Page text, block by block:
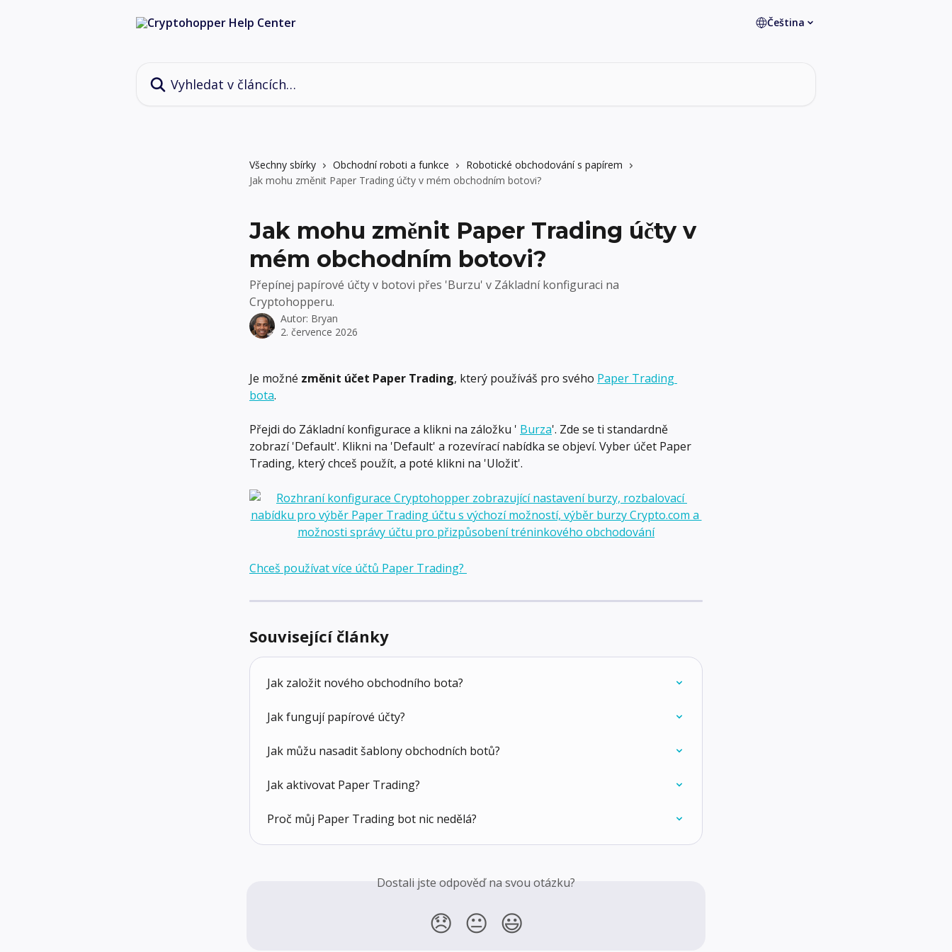
Čeština
Všechny sbírky Obchodní roboti a funkce
Robotické obchodování s papírem
Jak mohu změnit Paper Trading účty v mém obchodním botovi?
Jak mohu změnit Paper Trading účty v
mém obchodním botovi?
Přepínej papírové účty v botovi přes 'Burzu' v Základní konfiguraci na
Cryptohopperu.
Autor: Bryan
2. července 2026
Je možné změnit účet Paper Trading, který používáš pro svého Paper Trading
bota.
Přejdi do Základní konfigurace a klikni na záložku ' Burza'. Zde se ti standardně
zobrazí 'Default'. Klikni na 'Default' a rozevírací nabídka se objeví. Vyber účet Paper
Trading, který chceš použít, a poté klikni na 'Uložit'.
Chceš používat více účtů Paper Trading?
Související články
Jak založit nového obchodního bota?
Jak fungují papírové účty?
Jak můžu nasadit šablony obchodních botů?
Jak aktivovat Paper Trading?
Proč můj Paper Trading bot nic nedělá?
Dostali jste odpověď na svou otázku?
😞 😐 😃